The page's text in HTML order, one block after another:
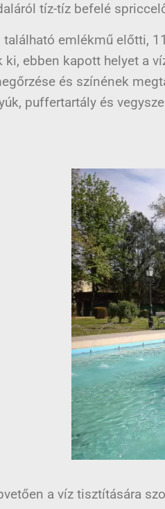
tíz-tíz befelé
található emlékmű előtti,
ebben kapott helyet a
és színének
puffertartály és
a víz tisztítására